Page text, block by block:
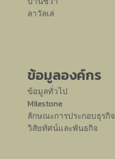
ลาวัลเล่
ข้อมูลองค์กร
ข้อมูลทั่วไป
Milestone
ลักษณะการประกอบธุรกิจ
วิสัยทัศน์และพันธกิจ